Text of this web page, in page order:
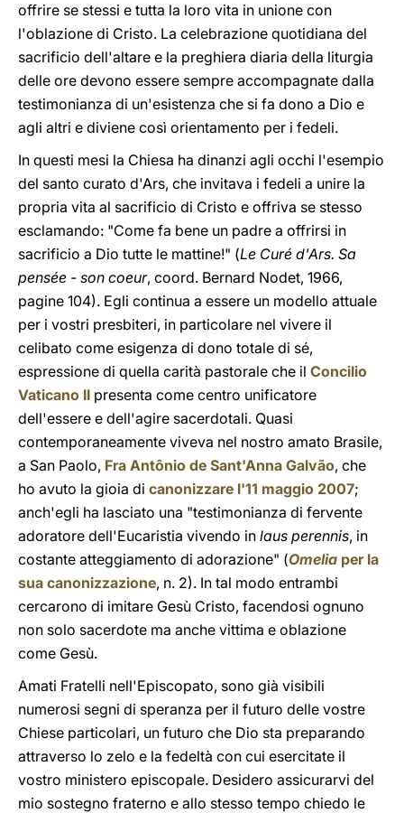
offrire se stessi e tutta la loro vita in unione con
l'oblazione di Cristo. La celebrazione quotidiana del
sacrificio dell'altare e la preghiera diaria della liturgia
delle ore devono essere sempre accompagnate dalla
testimonianza di un'esistenza che si fa dono a Dio e
agli altri e diviene così orientamento per i fedeli.
In questi mesi la Chiesa ha dinanzi agli occhi l'esempio
del santo curato d'Ars, che invitava i fedeli a unire la
propria vita al sacrificio di Cristo e offriva se stesso
esclamando: "Come fa bene un padre a offrirsi in
sacrificio a Dio tutte le mattine!" (Le Curé d'Ars. Sa
pensée - son coeur, coord. Bernard Nodet, 1966,
pagine 104). Egli continua a essere un modello attuale
per i vostri presbiteri, in particolare nel vivere il
celibato come esigenza di dono totale di sé,
espressione di quella carità pastorale che il Concilio
Vaticano II presenta come centro unificatore
dell'essere e dell'agire sacerdotali. Quasi
contemporaneamente viveva nel nostro amato Brasile,
a San Paolo, Fra Antônio de Sant'Anna Galvão, che
ho avuto la gioia di canonizzare l'11 maggio 2007;
anch'egli ha lasciato una "testimonianza di fervente
adoratore dell'Eucaristia vivendo in laus perennis, in
costante atteggiamento di adorazione" (Omelia per la
sua canonizzazione, n. 2). In tal modo entrambi
cercarono di imitare Gesù Cristo, facendosi ognuno
non solo sacerdote ma anche vittima e oblazione
come Gesù.
Amati Fratelli nell'Episcopato, sono già visibili
numerosi segni di speranza per il futuro delle vostre
Chiese particolari, un futuro che Dio sta preparando
attraverso lo zelo e la fedeltà con cui esercitate il
vostro ministero episcopale. Desidero assicurarvi del
mio sostegno fraterno e allo stesso tempo chiedo le